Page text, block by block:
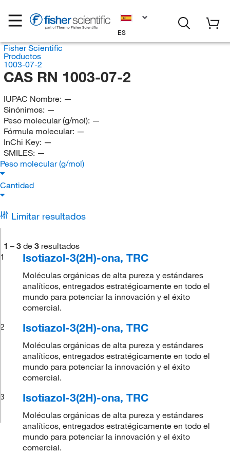
ES
Fisher Scientific
Productos
1003-07-2
CAS RN 1003-07-2
IUPAC Nombre: —
Sinónimos: —
Peso molecular (g/mol): —
Fórmula molecular: —
InChi Key: —
SMILES: —
Peso molecular (g/mol)
Cantidad
Limitar resultados
1 – 3 de 3 resultados
1
Isotiazol-3(2H)-ona, TRC
Moléculas orgánicas de alta pureza y estándares
analíticos, entregados estratégicamente en todo el
mundo para potenciar la innovación y el éxito
comercial.
2
Isotiazol-3(2H)-ona, TRC
Moléculas orgánicas de alta pureza y estándares
analíticos, entregados estratégicamente en todo el
mundo para potenciar la innovación y el éxito
comercial.
3
Isotiazol-3(2H)-ona, TRC
Moléculas orgánicas de alta pureza y estándares
analíticos, entregados estratégicamente en todo el
mundo para potenciar la innovación y el éxito
comercial.